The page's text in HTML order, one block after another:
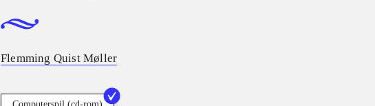
Flemming Quist Møller